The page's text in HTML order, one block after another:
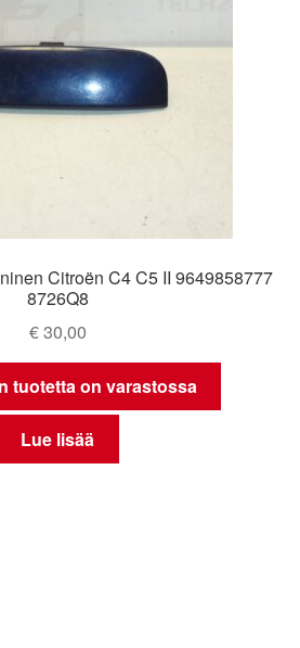
Citroën C4 C5 II 9649858777
8726Q8
€30,00
tuotetta on varastossa
Lue lisää